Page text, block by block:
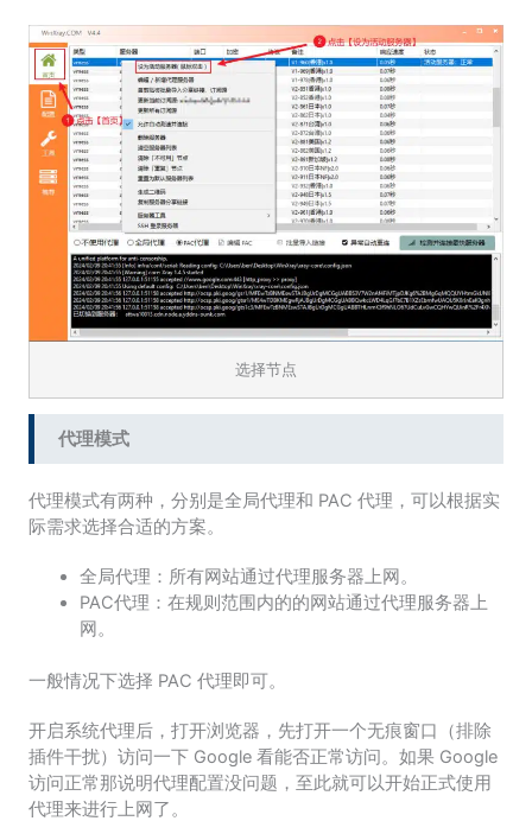
选择节点
代理模式
代理模式有两种，分别是全局代理和 PAC 代理，可以根据实
际需求选择合适的方案。
全局代理：所有网站通过代理服务器上网。
PAC代理：在规则范围内的的网站通过代理服务器上
网。
一般情况下选择 PAC 代理即可。
开启系统代理后，打开浏览器，先打开一个无痕窗口（排除
插件干扰）访问一下 Google 看能否正常访问。如果 Google
访问正常那说明代理配置没问题，至此就可以开始正式使用
代理来进行上网了。